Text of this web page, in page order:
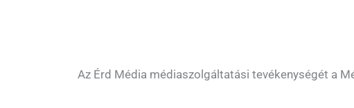
o
e
Az Érd Média médiaszolgáltatási tevékenységét a